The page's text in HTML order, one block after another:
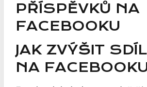
PŘÍSPĚVKŮ NA
FACEBOOKU
JAK ZVÝŠIT
NA